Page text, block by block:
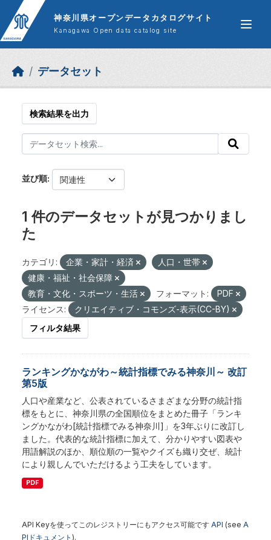
Skip to main content
神奈川県オープンデータカタログサイト
Kanagawa Open data catalog site
データセット
検索結果を出力
並び順
1 件のデータセットが見つかりまし
た
カテゴリ: 企業・家計・経済
人口・世帯
健康・福祉・社会保障
教育・文化・スポーツ・生活
フォーマット:
PDF
ライセンス:
クリエイティブ・コモンズ-表示(CC-BY)
フィルタ結果
ランキングかながわ～統計指標でみる神奈川～ 改訂
第5版
人口や産業など、公表されているさまざまな分野の統計指
標をもとに、神奈川県の全国順位をまとめた冊子「ランキ
ングかながわ[統計指標でみる神奈川]」を3年ぶりに改訂し
ました。代表的な統計指標に加えて、分かりやすい図表や
用語解説のほか、順位順の一覧やクイズも織り交ぜ、統計
により親しんでいただけるよう工夫をしています。
PDF
API Keyを使ってこのレジストリーにもアクセス可能です API (see A
PIドキュメント ).